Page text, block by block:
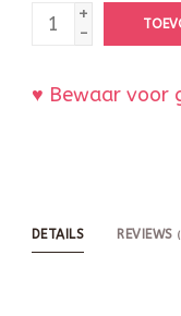
+
-
♥ Bewaar voor
DETAILS REVIEWS